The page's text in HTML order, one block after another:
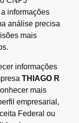
informações
análise precisa
mais
informações
THIAGO R
mais
empresarial,
Federal ou